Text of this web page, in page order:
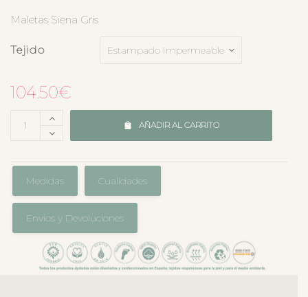
Maletas Siena Gris
Tejido
104.50€
AÑADIR AL CARRITO
Medidas Cualidades
Envíos y Devoluciones